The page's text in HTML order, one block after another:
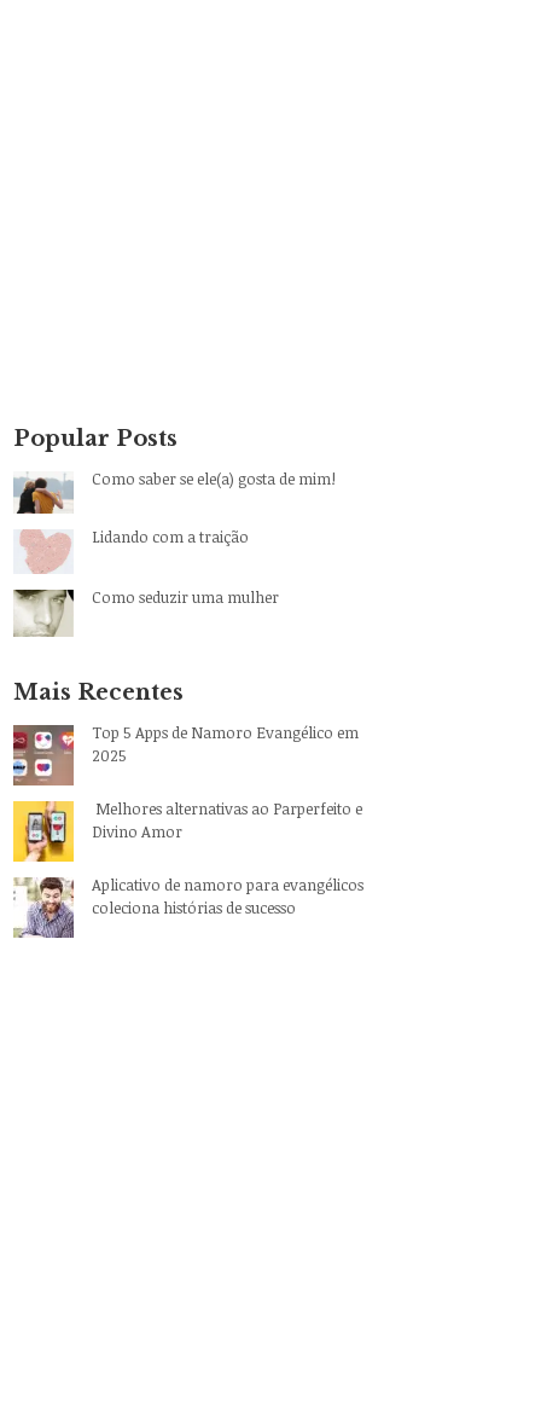
Popular Posts
Como saber se ele(a) gosta de mim!
Lidando com a traição
Como seduzir uma mulher
Mais Recentes
Top 5 Apps de Namoro Evangélico em
2025
Melhores alternativas ao Parperfeito e
Divino Amor
Aplicativo de namoro para evangélicos
coleciona histórias de sucesso